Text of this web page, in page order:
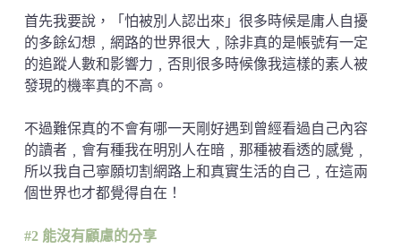
首先我要說，「怕被別人認出來」很多時候是庸人自擾
的多餘幻想﹐網路的世界很大﹐除非真的是帳號有一定
的追蹤人數和影響力﹐否則很多時候像我這樣的素人被
發現的機率真的不高。
不過難保真的不會有哪一天剛好遇到曾經看過自己內容
的讀者﹐會有種我在明別人在暗﹐那種被看透的感覺﹐
所以我自己寧願切割網路上和真實生活的自己﹐在這兩
個世界也才都覺得自在！
#2 能沒有顧慮的分享